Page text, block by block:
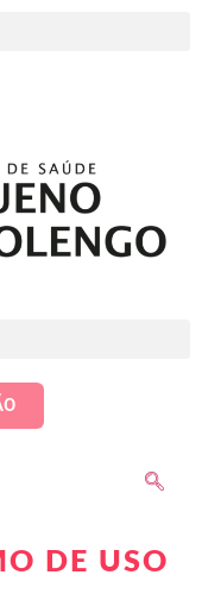
DE USO